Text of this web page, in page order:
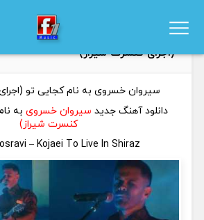
دانلود آهنگ سیروان خسروی به نام
(اجرای کنسرت شیراز)
سیروان خسروی به نام کجایی تو
دانلود آهنگ جدید سیروان خسروی به
کنسرت شیراز)
– Kojaei To Live In Shiraz